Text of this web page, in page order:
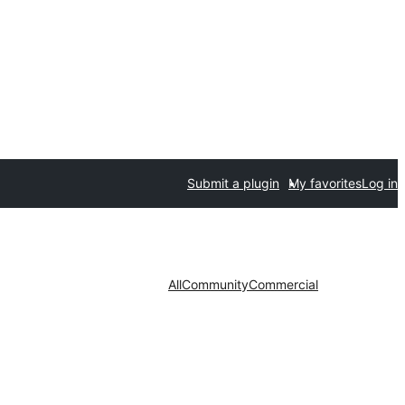
Submit a plugin My favoritesLog in
AllCommunityCommercial